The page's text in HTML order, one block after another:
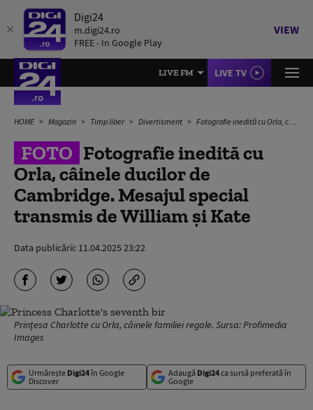
Digi24
m.digi24.ro
FREE - In Google Play
VIEW
LIVE FM LIVE TV
HOME Magazin Timp liber Divertisment Fotografie inedită cu Orla, câinele ducilor de Cambridge. Mesajul special transmis de William și Kate
FOTO Fotografie inedită cu
Orla, câinele ducilor de
Cambridge. Mesajul special
transmis de William și Kate
Data publicării: 11.04.2025 23:22
Prințesa Charlotte cu Orla, câinele familiei regale. Sursa: Profimedia
Images
Urmărește Digi24în Google
Discover
Adaugă Digi24ca sursă preferată în
Google